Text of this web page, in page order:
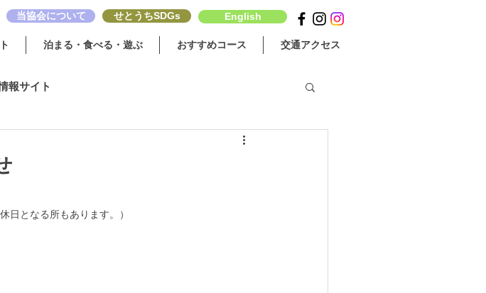
当協会について せとうちSDGs English
泊まる・食べる・遊ぶ おすすめコース 交通アクセス
報サイト
日となる所もあります。）